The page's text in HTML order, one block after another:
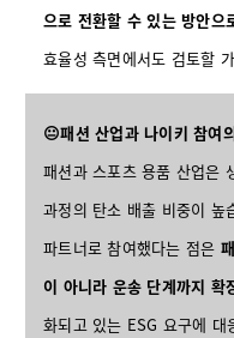
으로 전환할 수 있는 방안으
효율성 측면에서도 검토할
😐패션 산업과 나이키 참여
패션과 스포츠 용품 산업은
과정의 탄소 배출 비중이 높
파트너로 참여했다는 점은
이 아니라 운송 단계까지 확
화되고 있는 ESG 요구에